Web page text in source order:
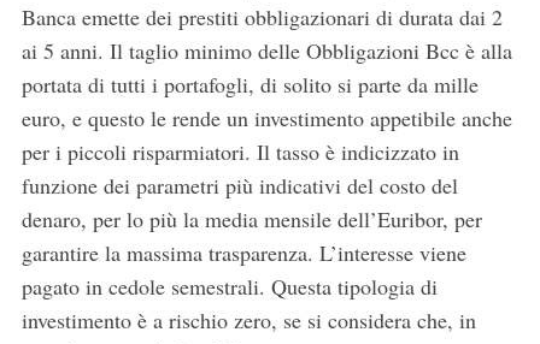
Banca emette dei prestiti obbligazionari di durata dai 2
ai 5 anni. Il taglio minimo delle Obbligazioni Bcc è alla
portata di tutti i portafogli, di solito si parte da mille
euro, e questo le rende un investimento appetibile anche
per i piccoli risparmiatori. Il tasso è indicizzato in
funzione dei parametri più indicativi del costo del
denaro, per lo più la media mensile dell’Euribor, per
garantire la massima trasparenza. L’interesse viene
pagato in cedole semestrali. Questa tipologia di
investimento è a rischio zero, se si considera che, in